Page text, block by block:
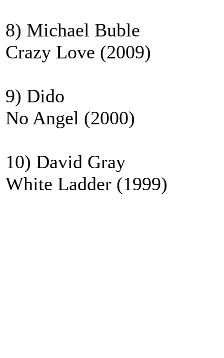
8) Michael Buble
Crazy Love (2009)
9) Dido
No Angel (2000)
10) David Gray
White Ladder (1999)